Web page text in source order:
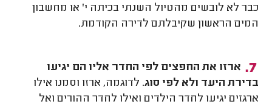
כבר לא לובשים מהטיול השנתי בכיתה י' או מחשבון
המים הראשון שקיבלתם לדירה הקודמת.
ארזו את החפצים לפי החדר אליו הם יגיעו
בדירת היעד ולא לפי סוג. לדוגמה, ארזו וסמנו אילו
ארגזים יגיעו לחדר הילדים ואילו לחדר ההורים ואל